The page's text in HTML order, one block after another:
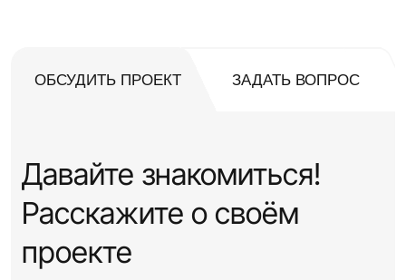
ОБСУДИТЬ ПРОЕКТ ЗАДАТЬ ВОПРОС
Давайте знакомиться!
Расскажите о своём
проекте